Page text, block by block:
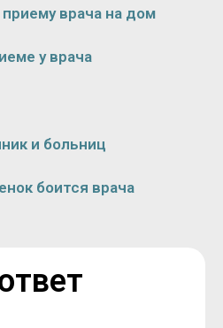
врача на дом
у врача
и больниц
боится врача